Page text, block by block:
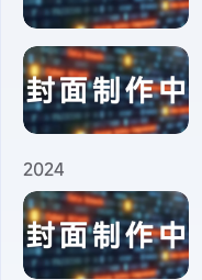
2024